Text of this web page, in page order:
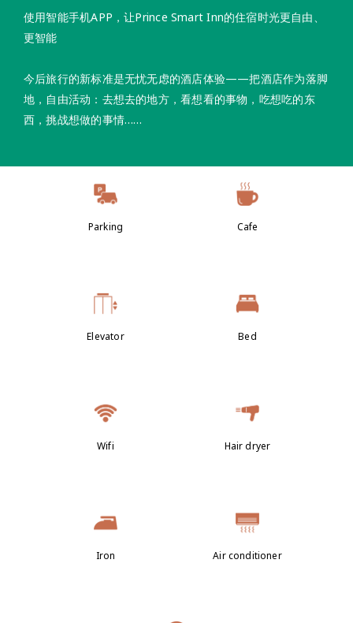
使用智能手机APP，让Prince Smart Inn的住宿时光更自由、
更智能
今后旅行的新标准是无忧无虑的酒店体验——把酒店作为落脚
地，自由活动：去想去的地方，看想看的事物，吃想吃的东
西，挑战想做的事情……
Parking Cafe
Elevator Bed
Wifi Hair dryer
Iron Air conditioner